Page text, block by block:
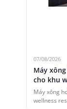
07/08/2026
Máy
cho khu
Máy xông
wellness